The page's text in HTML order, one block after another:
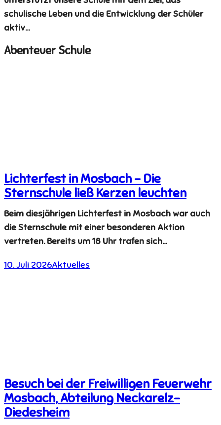
schulische Leben und die Entwicklung der Schüler
aktiv…
Abenteuer Schule
Lichterfest in Mosbach – Die
Sternschule ließ Kerzen leuchten
Beim diesjährigen Lichterfest in Mosbach war auch
die Sternschule mit einer besonderen Aktion
vertreten. Bereits um 18 Uhr trafen sich…
10. Juli 2026Aktuelles
Besuch bei der Freiwilligen Feuerwehr
Mosbach, Abteilung Neckarelz-
Diedesheim